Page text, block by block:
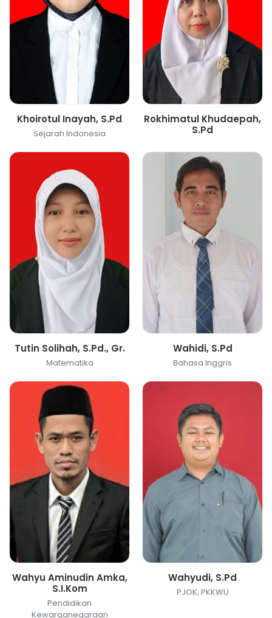
Khoirotul Inayah, S.Pd
Sejarah Indonesia
Rokhimatul Khudaepah,
S.Pd
Tutin Solihah, S.Pd., Gr.
Matematika
Wahidi, S.Pd
Bahasa Inggris
Wahyu Aminudin Amka,
S.I.Kom
Pendidikan
Kewarganegaraan
Wahyudi, S.Pd
PJOK, PKKWU